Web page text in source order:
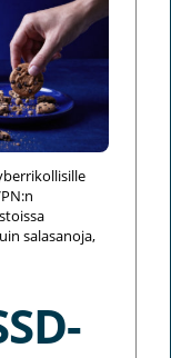
salasanoja,